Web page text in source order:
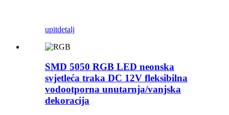
upitdetalj
SMD 5050 RGB LED neonska
svjetleća traka DC 12V fleksibilna
vodootporna unutarnja/vanjska
dekoracija